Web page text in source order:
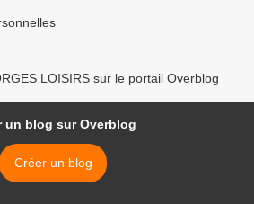
LOISIRS sur le portail Overblog
un blog sur Overblog
Créer un blog